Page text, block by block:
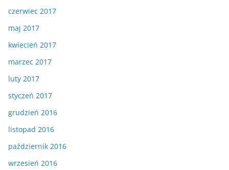
czerwiec 2017
maj 2017
kwiecień 2017
marzec 2017
luty 2017
styczeń 2017
grudzień 2016
listopad 2016
październik 2016
wrzesień 2016